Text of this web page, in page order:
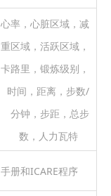
心率，心脏区域，减
重区域，活跃区域，
卡路里，锻炼级别，
时间，距离，步数/
分钟，步距，总步
数，人力瓦特
手册和ICARE程序